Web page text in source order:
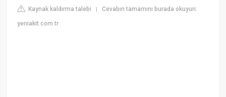
Kaynak kaldırma talebi |Cevabın tamamını burada okuyun:
yeniakit.com.tr